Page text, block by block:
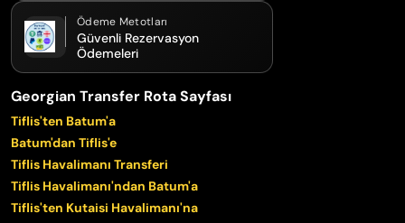
Ödeme Metotları
Güvenli Rezervasyon
Ödemeleri
Georgian Transfer Rota Sayfası
Tiflis'ten Batum'a
Batum'dan Tiflis'e
Tiflis Havalimanı Transferi
Tiflis Havalimanı'ndan Batum'a
Tiflis'ten Kutaisi Havalimanı'na